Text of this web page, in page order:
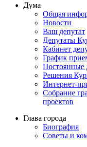
Дума
Общая
Новости
Ваш депутат
Депутаты
Кабинет
График
Постоянные
Решения
Интернет-
Собрание
проектов
Глава города
Биография
Советы и